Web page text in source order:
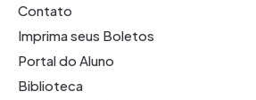
Contato
Imprima seus Boletos
Portal do Aluno
Biblioteca